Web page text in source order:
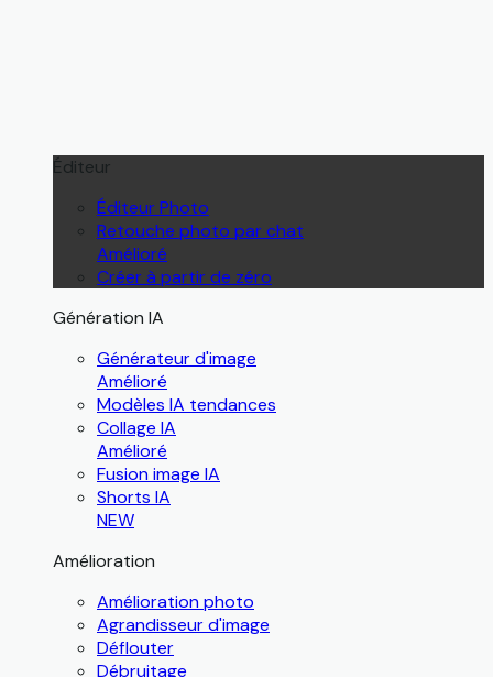
Éditeur
Éditeur Photo
Retouche photo par chat
Amélioré
Créer à partir de zéro
Génération IA
Générateur d'image
Amélioré
Modèles IA tendances
Collage IA
Amélioré
Fusion image IA
Shorts IA
NEW
Amélioration
Amélioration photo
Agrandisseur d'image
Déflouter
Débruitage